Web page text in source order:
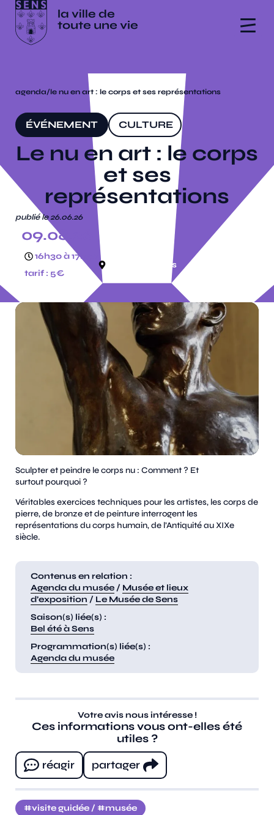
agenda/le nu en art : le corps et ses représentations
ÉVÉNEMENT CULTURE
Le nu en art : le corps
et ses
représentations
publié le 26.06.26
09.08.26
16h30 à 17h30
musée de sens
tarif : 5€
Sculpter et peindre le corps nu : Comment ? Et
surtout pourquoi ?
Véritables exercices techniques pour les artistes, les corps de
pierre, de bronze et de peinture interrogent les
représentations du corps humain, de l’Antiquité au XIXe
siècle.
Contenus en relation :
Agenda du musée / Musée et lieux
d’exposition / Le Musée de Sens
Saison(s) liée(s) :
Bel été à Sens
Programmation(s) liée(s) :
Agenda du musée
Votre avis nous intéresse !
Ces informations vous ont-elles été
utiles ?
réagir
partager
visite guidée / musée